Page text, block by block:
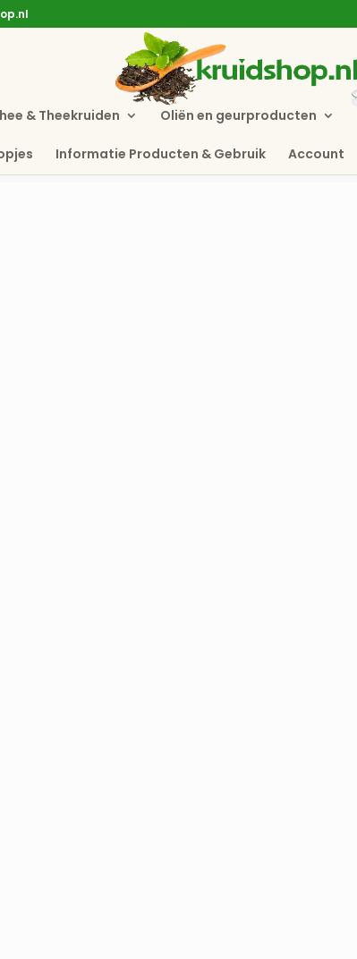
& Theekruiden Oliën en geurproducten
Informatie Producten & Gebruik Account